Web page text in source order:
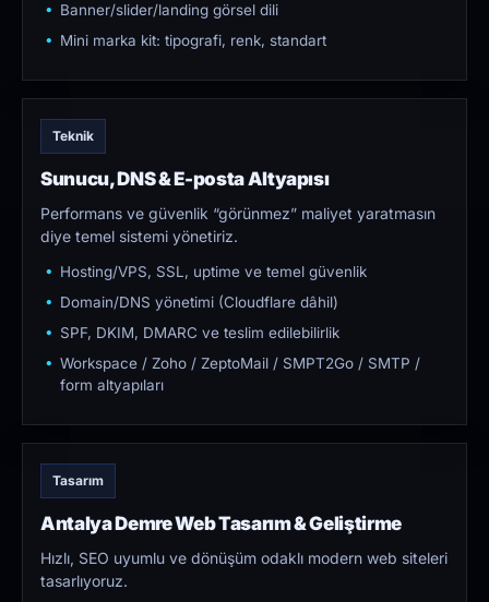
Banner/slider/landing görsel dili
Mini marka kit: tipografi, renk, standart
Teknik
Sunucu, DNS & E-posta Altyapısı
Performans ve güvenlik “görünmez” maliyet yaratmasın
diye temel sistemi yönetiriz.
Hosting/VPS, SSL, uptime ve temel güvenlik
Domain/DNS yönetimi (Cloudflare dâhil)
SPF, DKIM, DMARC ve teslim edilebilirlik
Workspace / Zoho / ZeptoMail / SMPT2Go / SMTP /
form altyapıları
Tasarım
Antalya Demre Web Tasarım & Geliştirme
Hızlı, SEO uyumlu ve dönüşüm odaklı modern web siteleri
tasarlıyoruz.